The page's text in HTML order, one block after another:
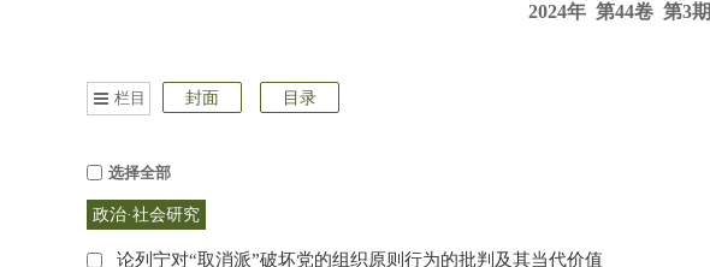
2024年 第44卷 第3期
栏目 封面 目录
选择全部
政治·社会研究
论列宁对“取消派”破坏党的组织原则行为的批判及其当代价值